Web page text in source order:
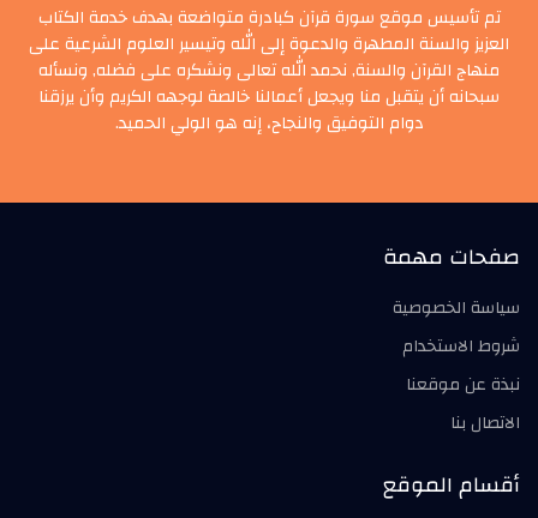
تم تأسيس موقع سورة قرآن كبادرة متواضعة بهدف خدمة الكتاب
العزيز والسنة المطهرة والدعوة إلى الله وتيسير العلوم الشرعية على
منهاج القرآن والسنة, نحمد الله تعالى ونشكره على فضله, ونسأله
سبحانه أن يتقبل منا ويجعل أعمالنا خالصة لوجهه الكريم وأن يرزقنا
دوام التوفيق والنجاح، إنه هو الولي الحميد.
صفحات مهمة
سياسة الخصوصية
شروط الاستخدام
نبذة عن موقعنا
الاتصال بنا
أقسام الموقع